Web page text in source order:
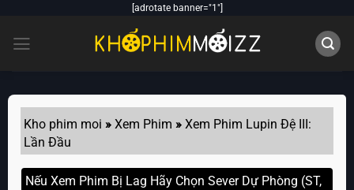
content
[adrotate banner="1"]
Kho phim moi »Xem Phim »Xem Phim Lupin Đệ III:
Lần Đầu
Nếu Xem Phim Bị Lag Hãy Chọn Sever Dự Phòng (ST,